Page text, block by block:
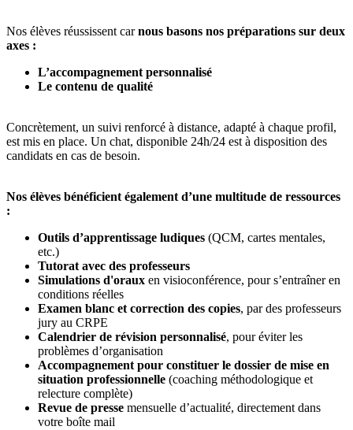
Nos élèves réussissent carnous basons nos préparations sur deux
axes :
L’accompagnement personnalisé
Le contenu de qualité
Concrètement, un suivi renforcé à distance, adapté à chaque profil,
est mis en place. Un chat, disponible 24h/24 est à disposition des
candidats en cas de besoin.
Nos élèves bénéficient également d’une multitude de ressources
:
Outils d’apprentissage ludiques (QCM, cartes mentales,
etc.)
Tutorat avec des professeurs
Simulations d'oraux en visioconférence, pour s’entraîner en
conditions réelles
Examen blanc et correction des copies, par des professeurs
jury au CRPE
Calendrier de révision personnalisé, pour éviter les
problèmes d’organisation
Accompagnement pour constituer le dossier de mise en
situation professionnelle (coaching méthodologique et
relecture complète)
Revue de presse mensuelle d’actualité, directement dans
votre boîte mail